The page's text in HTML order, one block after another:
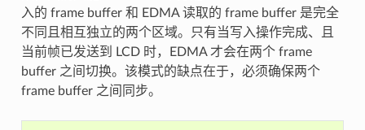
入的 frame buffer 和 EDMA 读取的 frame buffer 是完全
不同且相互独立的两个区域。只有当写入操作完成、且
当前帧已发送到 LCD 时，EDMA 才会在两个 frame
buffer 之间切换。该模式的缺点在于，必须确保两个
frame buffer 之间同步。